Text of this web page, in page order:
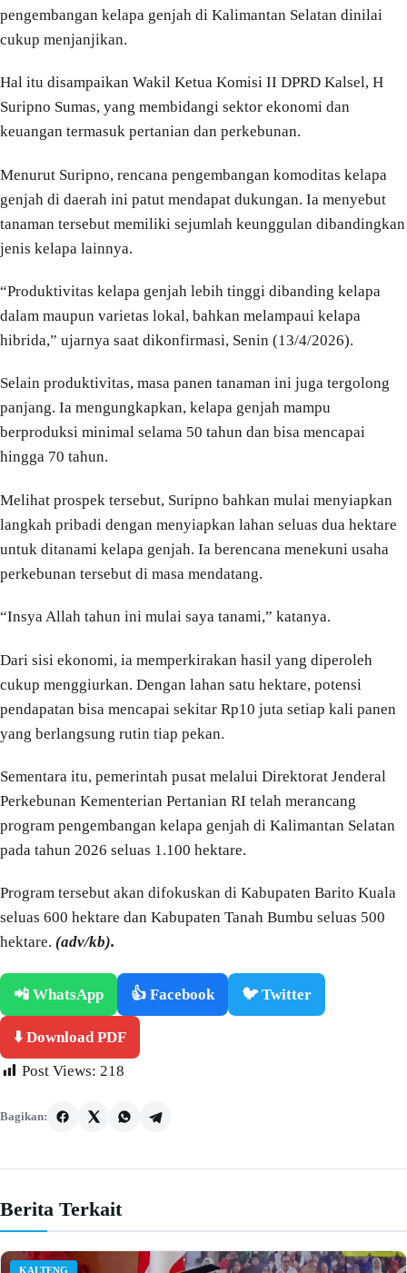
pengembangan kelapa genjah di Kalimantan Selatan dinilai
cukup menjanjikan.
Hal itu disampaikan Wakil Ketua Komisi II DPRD Kalsel, H
Suripno Sumas, yang membidangi sektor ekonomi dan
keuangan termasuk pertanian dan perkebunan.
Menurut Suripno, rencana pengembangan komoditas kelapa
genjah di daerah ini patut mendapat dukungan. Ia menyebut
tanaman tersebut memiliki sejumlah keunggulan dibandingkan
jenis kelapa lainnya.
“Produktivitas kelapa genjah lebih tinggi dibanding kelapa
dalam maupun varietas lokal, bahkan melampaui kelapa
hibrida,” ujarnya saat dikonfirmasi, Senin (13/4/2026).
Selain produktivitas, masa panen tanaman ini juga tergolong
panjang. Ia mengungkapkan, kelapa genjah mampu
berproduksi minimal selama 50 tahun dan bisa mencapai
hingga 70 tahun.
Melihat prospek tersebut, Suripno bahkan mulai menyiapkan
langkah pribadi dengan menyiapkan lahan seluas dua hektare
untuk ditanami kelapa genjah. Ia berencana menekuni usaha
perkebunan tersebut di masa mendatang.
“Insya Allah tahun ini mulai saya tanami,” katanya.
Dari sisi ekonomi, ia memperkirakan hasil yang diperoleh
cukup menggiurkan. Dengan lahan satu hektare, potensi
pendapatan bisa mencapai sekitar Rp10 juta setiap kali panen
yang berlangsung rutin tiap pekan.
Sementara itu, pemerintah pusat melalui Direktorat Jenderal
Perkebunan Kementerian Pertanian RI telah merancang
program pengembangan kelapa genjah di Kalimantan Selatan
pada tahun 2026 seluas 1.100 hektare.
Program tersebut akan difokuskan di Kabupaten Barito Kuala
seluas 600 hektare dan Kabupaten Tanah Bumbu seluas 500
hektare. (adv/kb).
📲 WhatsApp 👍 Facebook 🐦 Twitter
⬇️ Download PDF
Post Views: 218
Bagikan:
Berita Terkait
KALTENG